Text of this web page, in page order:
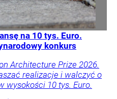
na 10 tys. Euro.
konkurs
Architecture Prize 2026.
realizacje i walczyć o
wysokości 10 tys. Euro.